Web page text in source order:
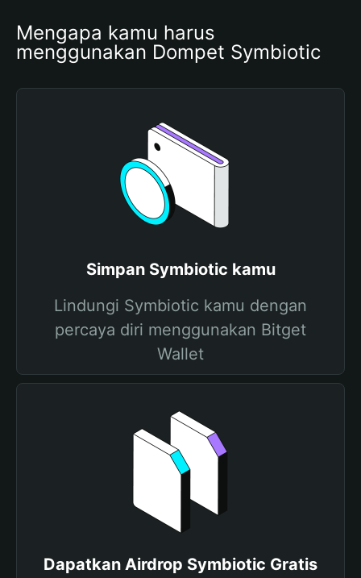
Mengapa kamu harus
menggunakan Dompet Symbiotic
Simpan Symbiotic kamu
Lindungi Symbiotic kamu dengan
percaya diri menggunakan Bitget
Wallet
Dapatkan Airdrop Symbiotic Gratis